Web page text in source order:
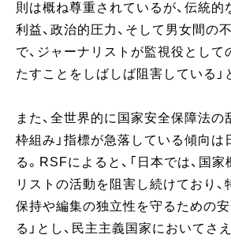
則は概ね尊重されているが、伝統的
利益、政治的圧力、そして男女間の
で、ジャーナリストが監視役として
たすことをしばしば阻害している」
また、全世界的に国家安全保障法の
枠組み」指標が急落している傾向は
る。RSFによると、「日本では、国
リストの活動を阻害し続けており
保持や編集の独立性を守るための
る」とし、民主主義国家においてさ